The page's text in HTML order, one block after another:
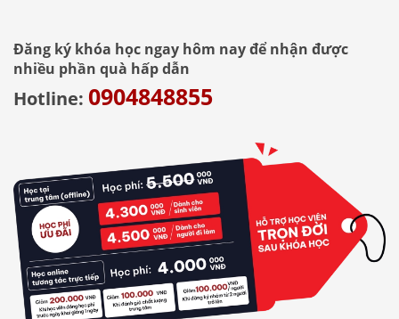
Đăng ký khóa học ngay hôm nay để nhận được
nhiều phần quà hấp dẫn
Hotline: 0904848855